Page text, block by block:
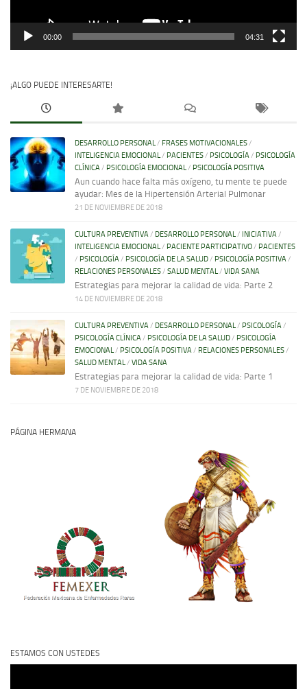
00:00 04:31
¡ALGO PUEDE INTERESARTE!
DESARROLLO PERSONAL/ FRASES MOTIVACIONALES/
INTELIGENCIA EMOCIONAL/ PACIENTES/ PSICOLOGÍA/ PSICOLOGÍA
CLÍNICA/ PSICOLOGÍA EMOCIONAL/ PSICOLOGÍA POSITIVA
Aun cuando hace falta más oxígeno, tu mente te puede
ayudar: Mes de la Hipertensión Arterial Pulmonar
21 DE NOVIEMBRE DE 2018
CULTURA PREVENTIVA/ DESARROLLO PERSONAL/ INICIATIVA/
INTELIGENCIA EMOCIONAL/ PACIENTE PARTICIPATIVO/ PACIENTES
/ PSICOLOGÍA/ PSICOLOGÍA DE LA SALUD/ PSICOLOGÍA POSITIVA/
RELACIONES PERSONALES/ SALUD MENTAL/ VIDA SANA
Estrategias para mejorar la calidad de vida: Parte 2
14 DE NOVIEMBRE DE 2018
CULTURA PREVENTIVA/ DESARROLLO PERSONAL/ PSICOLOGÍA/
PSICOLOGÍA CLÍNICA/ PSICOLOGÍA DE LA SALUD/ PSICOLOGÍA
EMOCIONAL/ PSICOLOGÍA POSITIVA/ RELACIONES PERSONALES/
SALUD MENTAL/ VIDA SANA
Estrategias para mejorar la calidad de vida: Parte 1
7 DE NOVIEMBRE DE 2018
PÁGINA HERMANA
ESTAMOS CON USTEDES